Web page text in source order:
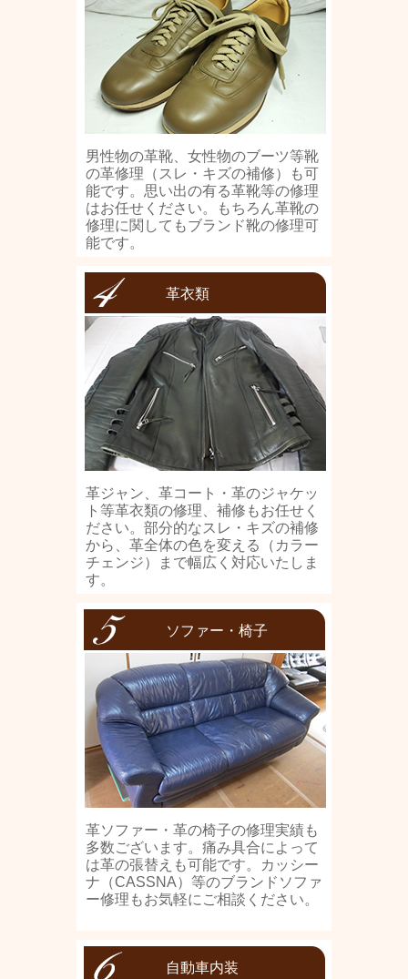
男性物の革靴、女性物のブーツ等靴
の革修理（スレ・キズの補修）も可
能です。思い出の有る革靴等の修理
はお任せください。もちろん革靴の
修理に関してもブランド靴の修理可
能です。
革衣類
革ジャン、革コート・革のジャケッ
ト等革衣類の修理、補修もお任せく
ださい。部分的なスレ・キズの補修
から、革全体の色を変える（カラー
チェンジ）まで幅広く対応いたしま
す。
ソファー・椅子
革ソファー・革の椅子の修理実績も
多数ございます。痛み具合によって
は革の張替えも可能です。カッシー
ナ（CASSNA）等のブランドソファ
ー修理もお気軽にご相談ください。
自動車内装